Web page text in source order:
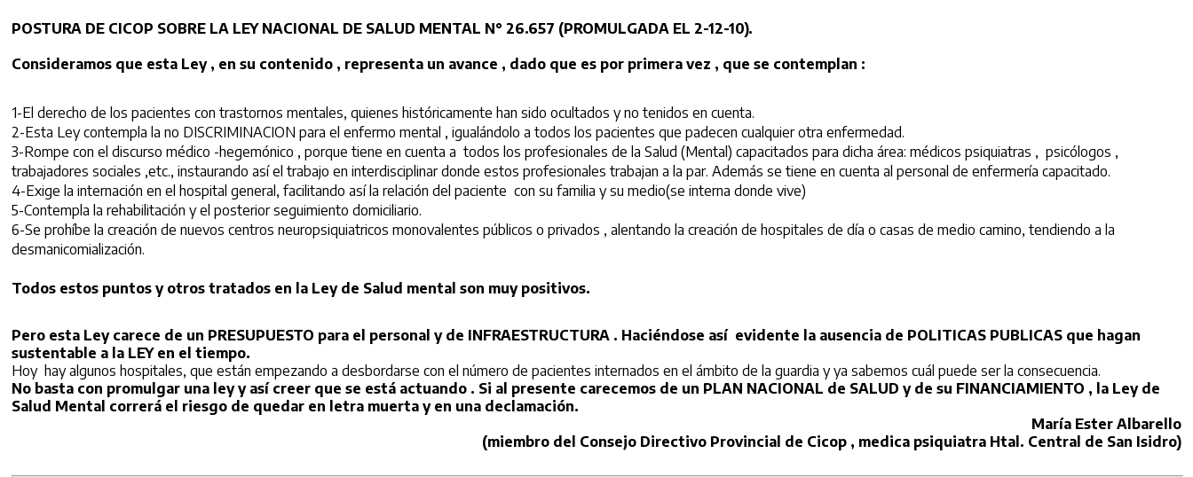
POSTURA DE CICOP SOBRE LA LEY NACIONAL DE SALUD MENTAL N° 26.657 (PROMULGADA EL 2-12-10).
Consideramos que esta Ley , en su contenido , representa un avance , dado que es por primera vez , que se contemplan :
1-El derecho de los pacientes con trastornos mentales, quienes históricamente han sido ocultados y no tenidos en cuenta.
2-Esta Ley contempla la no DISCRIMINACION para el enfermo mental , igualándolo a todos los pacientes que padecen cualquier otra enfermedad.
3-Rompe con el discurso médico -hegemónico , porque tiene en cuenta a todos los profesionales de la Salud (Mental) capacitados para dicha área: médicos psiquiatras , psicólogos ,
trabajadores sociales ,etc., instaurando así el trabajo en interdisciplinar donde estos profesionales trabajan a la par. Además se tiene en cuenta al personal de enfermería capacitado.
4-Exige la internación en el hospital general, facilitando así la relación del paciente con su familia y su medio(se interna donde vive)
5-Contempla la rehabilitación y el posterior seguimiento domiciliario.
6-Se prohíbe la creación de nuevos centros neuropsiquiatricos monovalentes públicos o privados , alentando la creación de hospitales de día o casas de medio camino, tendiendo a la
desmanicomialización.
Todos estos puntos y otros tratados en la Ley de Salud mental son muy positivos.
Pero esta Ley carece de un PRESUPUESTO para el personal y de INFRAESTRUCTURA . Haciéndose así evidente la ausencia de POLITICAS PUBLICAS que hagan
sustentable a la LEY en el tiempo.
Hoy hay algunos hospitales, que están empezando a desbordarse con el número de pacientes internados en el ámbito de la guardia y ya sabemos cuál puede ser la consecuencia.
No basta con promulgar una ley y así creer que se está actuando . Si al presente carecemos de un PLAN NACIONAL de SALUD y de su FINANCIAMIENTO , la Ley de
Salud Mental correrá el riesgo de quedar en letra muerta y en una declamación.
María Ester Albarello
(miembro del Consejo Directivo Provincial de Cicop , medica psiquiatra Htal. Central de San Isidro)